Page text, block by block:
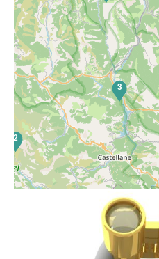
Il surplombe la cité fortifiée
2
3